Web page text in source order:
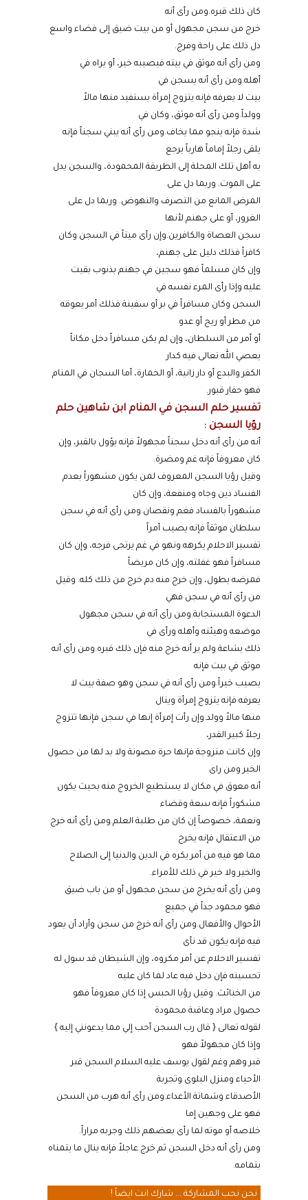
كان ذلك قبره.ومن رأى أنه
خرج من سجن مجهول أو من بيت ضيق إلى فضاء واسع
دل ذلك على راحة وفرج.
ومن رأى أنه موثق في بيته فيصيبه خير، أو يراه في
أهله.ومن رأى أنه يسجن في
بيت لا يعرفه فإنه يتزوج إمرأة يستفيد منها مالاً
وولداً.ومن رأى أنه موثق، وكان في
شدة فإنه ينجو مما يخاف.ومن رأى أنه يبني سجناً فإنه
يلقى رجلاً إماماً هارباً يرجع
به أهل تلك المحلة إلى الطريقة المحمودة، والسجن يدل
على الموت. وربما دل على
المرض المانع من التصرف والنهوض. وربما دل على
الغرور، أو على جهنم لأنها
سجن العصاة والكافرين.وإن رأى ميتاً في السجن وكان
كافراً فذلك دليل على جهنم،
وإن كان مسلماً فهو سجين في جهنم بذنوب بقيت
عليه.وإذا رأى المرء نفسه في
السجن وكان مسافراً في بر أو سفينة فذلك أمر يعوقه
من مطر أو ريح أو عدو
أو أمر من السلطان، وإن لم يكن مسافراً دخل مكاناً
يعصي الله تعالى فيه كدار
الكفر والبدع أو دار زانية، أو الخمارة، أما السجان في المنام
فهو حفار قبور.
تفسير حلم السجن في المنام ابن شاهين حلم
رؤيا السجن :
أنه من رأى أنه دخل سجناً مجهولاً فإنه يؤول بالقبر، وإن
كان معروفاً فإنه غم ومضرة.
وقيل رؤيا السجن المعروف لمن يكون مشهوراً بعدم
الفساد دين وجاه ومنفعة، وإن كان
مشهوراً بالفساد فغم ونقصان.ومن رأى أنه في سجن
سلطان موثقاً فإنه يصيب أمراً
تفسير الاحلام يكرهه ونهو في غم يرتجى فرجه، وإن كان
مسافراً فهو غفلته، وإن كان مريضاً
فمرضه يطول، وإن خرج منه دم خرج من ذلك كله. وقيل
من رأى أنه في سجن فهي
الدعوة المستجابة.ومن رأى أنه في سجن مجهول
موضعه وهيئته وأهله ورأى في
ذلك بشاعة ولم ير أنه خرج منه فإن ذلك قبره.ومن رأى أنه
موثق في بيت فإنه
يصيب خيراً.ومن رأى أنه في سجن وهو صفة بيت لا
يعرفه فإنه يتزوج إمرأة وينال
منها مالاً وولد.وإن رأت إمرأة إنها في سجن فإنها تتزوج
رجلاً كبير القدر،
وإن كانت متزوجة فإنها حرة مصونة ولا بد لها من حصول
الخير ومن راى
أنه معوق في مكان لا يستطيع الخروج منه بحيث يكون
مشكوراً فإنه سعة وقضاء
ونعمة، خصوصاً إن كان من طلبة العلم.ومن رأى أنه خرج
من الاعتقال فإنه يخرج
مما هو فيه من أمر يكره في الدين والدنيا إلى الصلاح
والخير ولا خير في ذلك للأمراء.
ومن رأى أنه يخرج من سجن مجهول أو من باب ضيق
فهو محمود جداً في جميع
الأحوال والأفعال.ومن رأى أنه خرج من سجن وأراد أن يعود
فيه فإنه يكون قد نأى
تفسير الاحلام عن أمر مكروه، وإن الشيطان قد سول له
تحسينه فإن دخل فيه عاد لما كان عليه
من الخبائث. وقيل رؤيا الحبس إذا كان معروفاً فهو
حصول مراد وعاقبة محمودة
لقوله تعالى { قال رب السجن أحب إلي مما يدعونني إليه }
وإذا كان مجهولاً فهو
قبر وهم وغم لقول يوسف عليه السلام السجن قبر
الأحياء ومنزل البلوى وتجربة
الأصدقاء وشماتة الأعداء.ومن رأى أنه هرب من السجن
فهو على وجهين إما
خلاصه أو موته لما رأى بعضهم ذلك وجربه مراراً.
ومن رأى أنه دخل السجن ثم خرج عاجلاً فإنه ينال ما يتمناه
بتمامه.
نحن نحب المشاركة ... شارك انت ايضاً !